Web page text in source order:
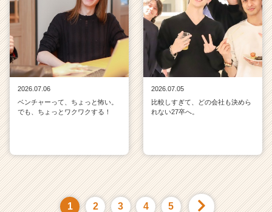
2026.07.06
ベンチャーって、ちょっと怖い。
でも、ちょっとワクワクする！
2026.07.05
比較しすぎて、どの会社も決めら
れない27卒へ。
1 2 3 4 5